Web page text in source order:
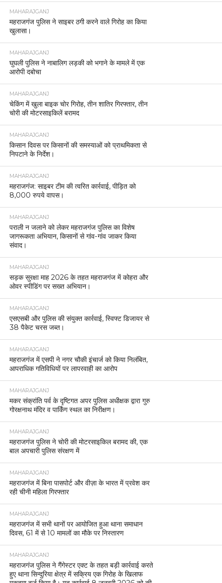
MAHARAJGANJ
महराजगंज पुलिस ने साइबर ठगी करने वाले गिरोह का किया
खुलासा।
MAHARAJGANJ
घुघली पुलिस ने नाबालिग लड़की को भगाने के मामले में एक
आरोपी दबोचा
MAHARAJGANJ
चेकिंग में खुला बाइक चोर गिरोह, तीन शातिर गिरफ्तार, तीन
चोरी की मोटरसाइकिलें बरामद
MAHARAJGANJ
किसान दिवस पर किसानों की समस्याओं को प्राथमिकता से
निपटाने के निर्देश।
MAHARAJGANJ
महराजगंज: साइबर टीम की त्वरित कार्रवाई, पीड़ित को
8,000 रुपये वापस।
MAHARAJGANJ
पराली न जलाने को लेकर महराजगंज पुलिस का विशेष
जागरूकता अभियान, किसानों से गांव-गांव जाकर किया
संवाद।
MAHARAJGANJ
सड़क सुरक्षा माह 2026 के तहत महराजगंज में कोहरा और
ओवर स्पीडिंग पर सख्त अभियान।
MAHARAJGANJ
एसएसबी और पुलिस की संयुक्त कार्रवाई, स्विफ्ट डिजायर से
38 पैकेट चरस जब्त।
MAHARAJGANJ
महराजगंज में एसपी ने नगर चौकी इंचार्ज को किया निलंबित,
आपराधिक गतिविधियों पर लापरवाही का आरोप
MAHARAJGANJ
मकर संक्रांति पर्व के दृष्टिगत अपर पुलिस अधीक्षक द्वारा गुरु
गोरक्षनाथ मंदिर व पार्किंग स्थल का निरीक्षण।
MAHARAJGANJ
महराजगंज पुलिस ने चोरी की मोटरसाइकिल बरामद की, एक
बाल अपचारी पुलिस संरक्षण में
MAHARAJGANJ
महराजगंज में बिना पासपोर्ट और वीज़ा के भारत में प्रवेश कर
रही चीनी महिला गिरफ्तार
MAHARAJGANJ
महराजगंज में सभी थानों पर आयोजित हुआ थाना समाधान
दिवस, 61 में से 10 मामलों का मौके पर निस्तारण
MAHARAJGANJ
महराजगंज पुलिस ने गैंगेस्टर एक्ट के तहत बड़ी कार्रवाई करते
हुए थाना सिन्दुरिया क्षेत्र में सक्रिय एक गिरोह के खिलाफ